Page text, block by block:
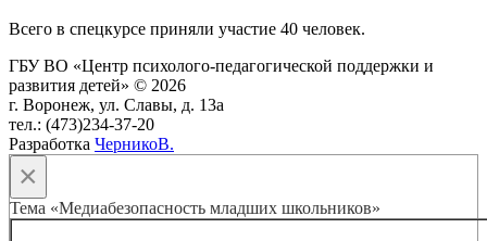
Всего в спецкурсе приняли участие 40 человек.
ГБУ ВО «Центр психолого-педагогической поддержки и
развития детей» © 2026
г. Воронеж, ул. Славы, д. 13а
тел.: (473)234-37-20
Разработка ЧерникоВ.
×
Тема «Медиабезопасность младших школьников»